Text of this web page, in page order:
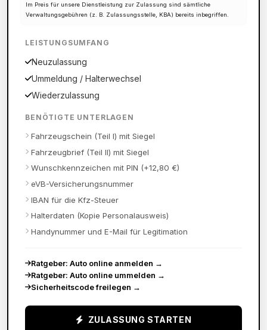
Im Preis für unsere Dienstleistung zur Zulassung sind sämtliche
Verwaltungsgebühren (z. B. Zulassungsstelle, KBA) bereits inbegriffen.
LEISTUNGSUMFANG
Neuzulassung
Ummeldung / Halterwechsel
Wiederzulassung
BENÖTIGTE UNTERLAGEN
Fahrzeugschein (Teil I) mit Siegel
Fahrzeugbrief (Teil II) mit Siegel
Wunschkennzeichen mit PIN (+12,80 €)
eVB-Versicherungsnummer
IBAN für die Kfz-Steuer
Halterdaten (Kopie Personalausweis)
Handynummer und E-Mail für Legitimation
Ratgeber: Auto online anmelden →
Ratgeber: Auto online ummelden →
Sicherheitscode freilegen →
ZULASSUNG STARTEN